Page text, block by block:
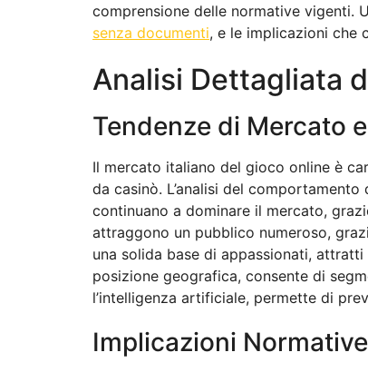
comprensione delle normative vigenti.
senza documenti, e le implicazioni che
Analisi Dettagliata
Tendenze di Mercato
Il mercato italiano del gioco online è
da casinò. L’analisi del
continuano a dominare il mercato,
attraggono un pubblico numeroso,
una solida base di appassionati,
posizione geografica, consente di
l’intelligenza artificiale, permette di
Implicazioni